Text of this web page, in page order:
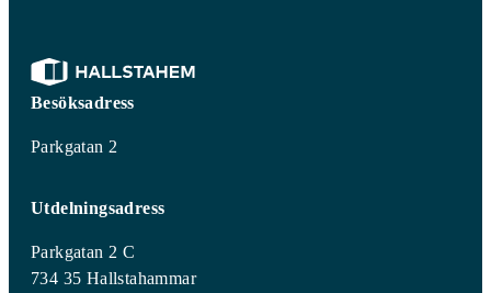
Besöksadress
Parkgatan 2
Utdelningsadress
Parkgatan 2 C
734 35 Hallstahammar